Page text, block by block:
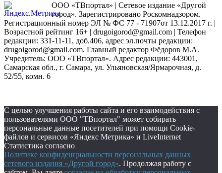
ООО «ТВпортал» | Сетевое издание «Другой
город». Зарегистрировано Роскомнадзором.
Регистрационный номер ЭЛ № ФС 77 - 71907от 13.12.2017 г. |
Возрастной рейтинг 16+ | drugoigorod@gmail.com | Телефон
редакции: 331-11-11, доб.406, адрес эл.почты редакции:
drugoigorod@gmail.com. Главный редактор Фёдоров М.А.
Учредитель: ООО «ТВпортал». Адрес редакции: 443001,
Самарская обл., г. Самара, ул. Ульяновская/Ярмарочная, д.
52/55, комн. 6
С целью улучшения работы сайта и его взаимодействия с
пользователями ООО "ТВпортал" может собирать
персональные данные посетителей при помощи Cookie-
файлов и сервисов «Яндекс Метрика» и LiveInternet
Статистика согласно
Политике конфиденциальности персональных данных
сетевого издания «Другой город». Продолжая работу с